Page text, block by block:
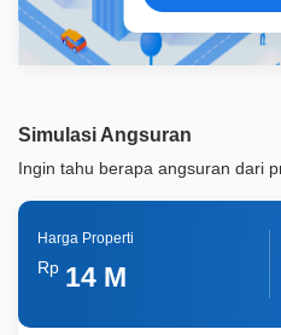
Simulasi Angsuran
Ingin tahu berapa angsuran dari
Harga Properti
Rp 14 M